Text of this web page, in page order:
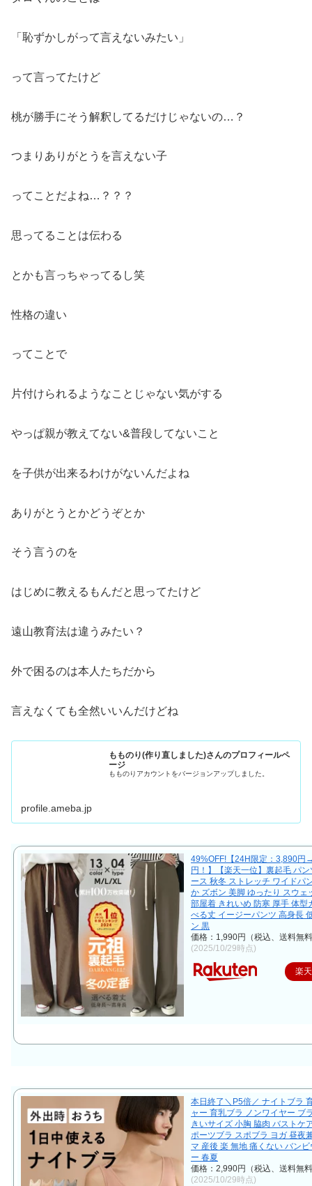
「恥ずかしがって言えないみたい」
って言ってたけど
桃が勝手にそう解釈してるだけじゃないの…？
つまりありがとうを言えない子
ってことだよね…？？？
思ってることは伝わる
とかも言っちゃってるし笑
性格の違い
ってことで
片付けられるようなことじゃない気がする
やっぱ親が教えてない&普段してないこと
を子供が出来るわけがないんだよね
ありがとうとかどうぞとか
そう言うのを
はじめに教えるもんだと思ってたけど
遠山教育法は違うみたい？
外で困るのは本人たちだから
言えなくても全然いいんだけどね
もものり(作り直しました)さんのプロフィールペ
ージ
もものりアカウントをバージョンアップしました。
profile.ameba.jp
49%OFF!【24H限定：3,890円
円！】【楽天一位】裏起毛 パ
ース 秋冬 ストレッチ ワイドパ
か ズボン 美脚 ゆったり スウェ
部屋着 きれいめ 防寒 厚手 体型
べる丈 イージーパンツ 高身長
ン 黒
価格：1,990円（税込、送料無
(2025/10/29時点)
楽
本日終了＼P5倍／ ナイトブラ
ャー 育乳ブラ ノンワイヤー ブ
きいサイズ 小胸 脇肉 バストケ
ポーツブラ スポブラ ヨガ 昼夜
マ 産後 楽 無地 痛くない バン
ー 春夏
価格：2,990円（税込、送料無
(2025/10/29時点)